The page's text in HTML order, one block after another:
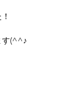
す(^^♪